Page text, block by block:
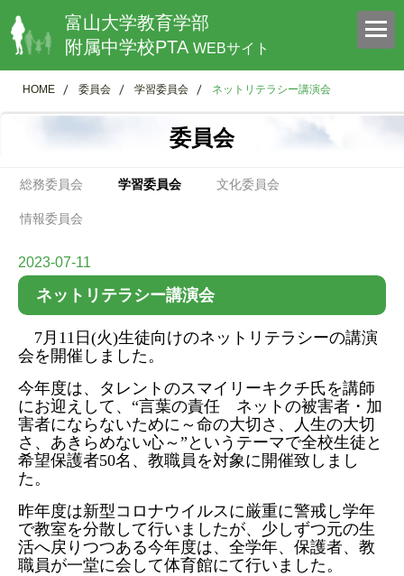
富山大学教育学部
附属中学校PTA WEBサイト
HOME 委員会 学習委員会 ネットリテラシー講演会
委員会
総務委員会 学習委員会 文化委員会
情報委員会
2023-07-11
ネットリテラシー講演会
7 月 11 日(火)生徒向けのネットリテラシーの講演
会を開催しました。
今年度は、タレントのスマイリーキクチ氏を講師
にお迎えして、“言葉の責任 ネットの被害者・加
害者にならないために～命の大切さ、人生の大切
さ、あきらめない心～”というテーマで全校生徒と
希望保護者50名、教職員を対象に開催致しまし
た。
昨年度は新型コロナウイルスに厳重に警戒し学年
で教室を分散して行いましたが、少しずつ元の生
活へ戻りつつある今年度は、全学年、保護者、教
職員が一堂に会して体育館にて行いました。